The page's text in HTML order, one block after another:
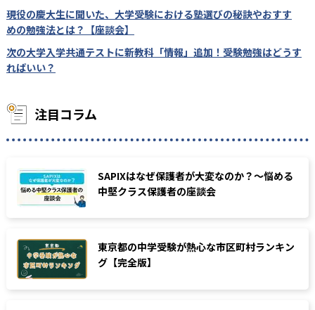
現役の慶大生に聞いた、大学受験における塾選びの秘訣やおすす
めの勉強法とは？【座談会】
次の大学入学共通テストに新教科「情報」追加！受験勉強はどうす
ればいい？
注目コラム
SAPIXはなぜ保護者が大変なのか？〜悩める
中堅クラス保護者の座談会
東京都の中学受験が熱心な市区町村ランキン
グ【完全版】